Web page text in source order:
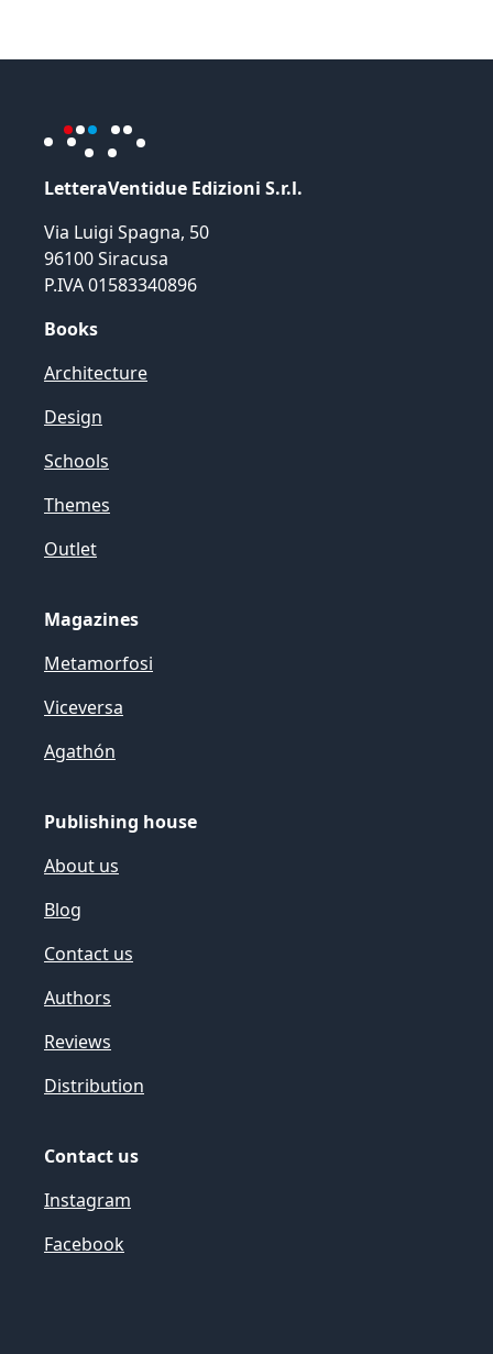
LetteraVentidue Edizioni S.r.l.
Via Luigi Spagna, 50
96100 Siracusa
P.IVA 01583340896
Books
Architecture
Design
Schools
Themes
Outlet
Magazines
Metamorfosi
Viceversa
Agathón
Publishing house
About us
Blog
Contact us
Authors
Reviews
Distribution
Contact us
Instagram
Facebook